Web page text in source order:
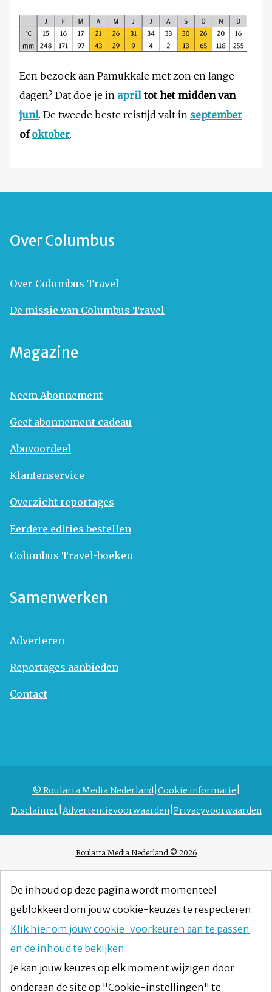
Een bezoek aan Pamukkale met zon en lange
dagen? Dat doe je in apriltot het midden van
juni. De tweede beste reistijd valt in september
ofoktober.
Over Columbus
Over Columbus Travel
De missie van Columbus Travel
Magazine
Neem Abonnement
Geef abonnement cadeau
Abovoordeel
Klantenservice
Overzicht reportages
Eerdere edities bestellen
Columbus Travel-boeken
Samenwerken
Adverteren
Reportages aanbieden
Contact
© Roularta Media Nederland Cookie informatie
Disclaimer Advertentievoorwaarden Privacyvoorwaarden
Roularta Media Nederland © 2026
De inhoud op deze pagina wordt momenteel
geblokkeerd om jouw cookie-keuzes te respecteren.
Klik hier om jouw cookie-voorkeuren aan te passen
en de inhoud te bekijken.
Je kan jouw keuzes op elk moment wijzigen door
onderaan de site op "Cookie-instellingen" te